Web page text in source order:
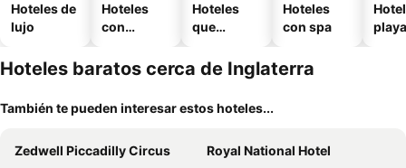
Hoteles de
lujo
Hoteles
con
Hoteles
que
mascotas
Hoteles
con spa
playa
Hoteles baratos cerca de Inglaterra
También te pueden interesar estos hoteles...
Zedwell Piccadilly Circus
Royal National Hotel